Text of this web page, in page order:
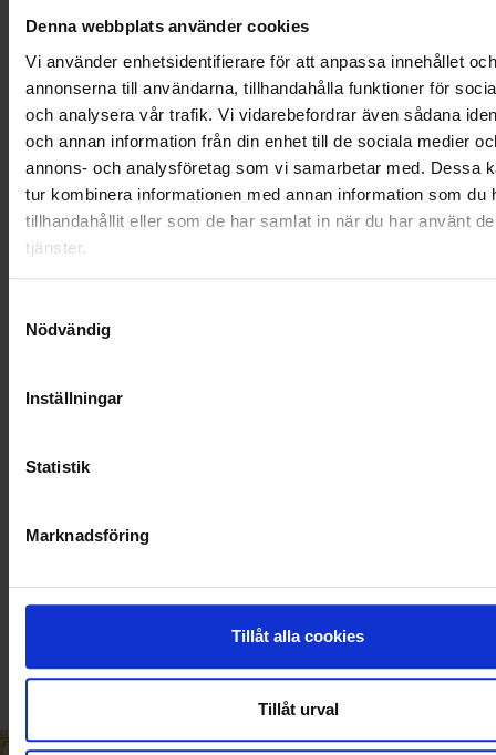
Denna webbplats använder cookies
Vi använder enhetsidentifierare för att anpassa innehållet och
annonserna till användarna, tillhandahålla funktioner för
och analysera vår trafik. Vi vidarebefordrar även sådana
och annan information från din enhet till de sociala medier
annons- och analysföretag som vi samarbetar med. Dessa
tur kombinera informationen med annan information som du
tillhandahållit eller som de har samlat in när du har använt
tjänster.
Nödvändig
Inställningar
Statistik
Marknadsföring
Tillåt alla cookies
Tillåt urval
RENHÅLLNING
SAMARBETEN
SOCIALT ANSVAR
VELLINGE
010-45 00 200​